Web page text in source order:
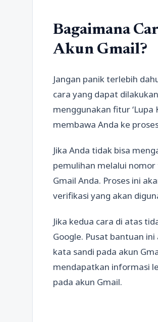
Bagaimana
Akun Gmail?
Jangan panik terlebih
cara yang dapat
menggunakan fitur ‘Lupa
membawa Anda ke
Jika Anda tidak bisa
pemulihan melalui
Gmail Anda. Proses ini
verifikasi yang akan
Jika kedua cara di atas
Google. Pusat bantuan
kata sandi pada akun
mendapatkan informasi
pada akun Gmail.